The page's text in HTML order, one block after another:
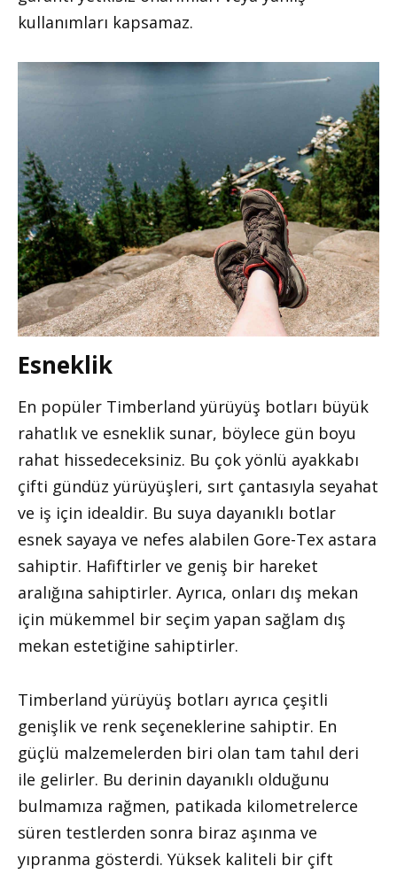
kullanımları kapsamaz.
Esneklik
En popüler Timberland yürüyüş botları büyük
rahatlık ve esneklik sunar, böylece gün boyu
rahat hissedeceksiniz. Bu çok yönlü ayakkabı
çifti gündüz yürüyüşleri, sırt çantasıyla seyahat
ve iş için idealdir. Bu suya dayanıklı botlar
esnek sayaya ve nefes alabilen Gore-Tex astara
sahiptir. Hafiftirler ve geniş bir hareket
aralığına sahiptirler. Ayrıca, onları dış mekan
için mükemmel bir seçim yapan sağlam dış
mekan estetiğine sahiptirler.
Timberland yürüyüş botları ayrıca çeşitli
genişlik ve renk seçeneklerine sahiptir. En
güçlü malzemelerden biri olan tam tahıl deri
ile gelirler. Bu derinin dayanıklı olduğunu
bulmamıza rağmen, patikada kilometrelerce
süren testlerden sonra biraz aşınma ve
yıpranma gösterdi. Yüksek kaliteli bir çift